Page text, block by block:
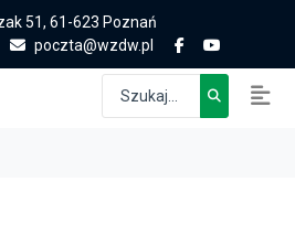
51, 61-623 Poznań
poczta@wzdw.pl